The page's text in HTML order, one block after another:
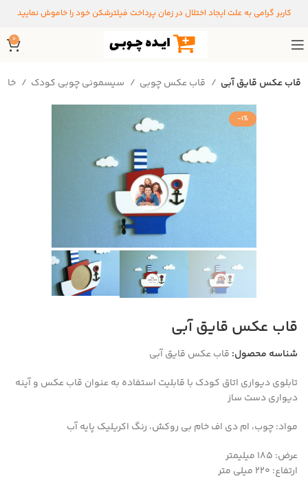
کاربر گرامی به علت ایجاد اختلال در زمان پرداخت فیلترشکن خود را خاموش نمایید
0
خانه قاب عکس قایق آبی
-1%
قاب عکس قایق آبی
شناسه محصول: قاب عکس قایق آبی
تابلوی دیواری اتاق کودک با قابلیت استفاده به عنوان قاب عکس و آینه
دیواری دست ساز
مواد: چوب، ام دی اف خام بی روکش، رنگ اکریلیک پایه آب
عرض: 185 میلیمتر
ارتفاع: 220 میلی متر